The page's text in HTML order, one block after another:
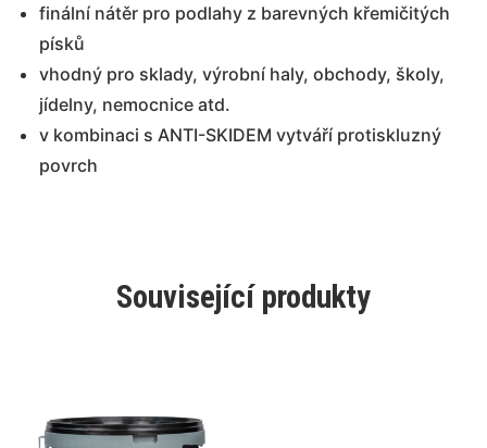
finální nátěr pro podlahy z barevných křemičitých
písků
vhodný pro sklady, výrobní haly, obchody, školy,
jídelny, nemocnice atd.
v kombinaci s ANTI-SKIDEM vytváří protiskluzný
povrch
Související produkty